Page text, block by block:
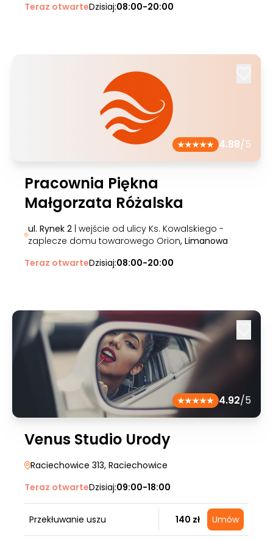
Teraz otwarteDzisiaj:08:00-20:00
4.88/5
Pracownia Piękna
Małgorzata Różalska
ul. Rynek 2| wejście od ulicy Ks. Kowalskiego -
zaplecze domu towarowego Orion, Limanowa
Teraz otwarteDzisiaj:08:00-20:00
4.92/5
Venus Studio Urody
Raciechowice 313, Raciechowice
Teraz otwarteDzisiaj:09:00-18:00
Przekłuwanie uszu 140 zł Umów